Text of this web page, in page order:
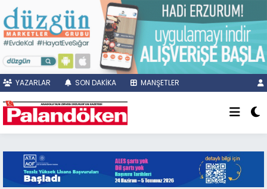
YAZARLAR SON DAKİKA MANŞETLER